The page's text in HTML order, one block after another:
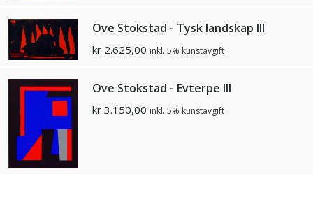
Ove Stokstad - Tysk landskap III
kr 2.625,00 inkl. 5% kunstavgift
Ove Stokstad - Evterpe III
kr 3.150,00 inkl. 5% kunstavgift